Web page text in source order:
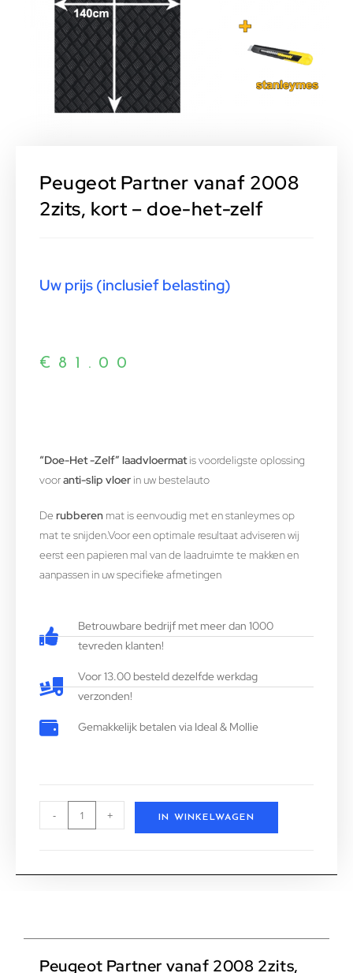
Peugeot Partner vanaf 2008
2zits, kort – doe-het-zelf
Uw prijs (inclusief belasting)
€ 81.00
“Doe-Het -Zelf” laadvloermatis voordeligste oplossing
vooranti-slip vloer in uw bestelauto
De rubberen mat is eenvoudig met en stanleymes op
mat te snijden.Voor een optimale resultaat adviseren wij
eerst een papieren mal van de laadruimte te makken en
aanpassen in uw specifieke afmetingen
Betrouwbare bedrijf met meer dan 1000
tevreden klanten!
Voor 13.00 besteld dezelfde werkdag
verzonden!
Gemakkelijk betalen via Ideal & Mollie
- + IN WINKELWAGEN
Peugeot Partner vanaf 2008 2zits,